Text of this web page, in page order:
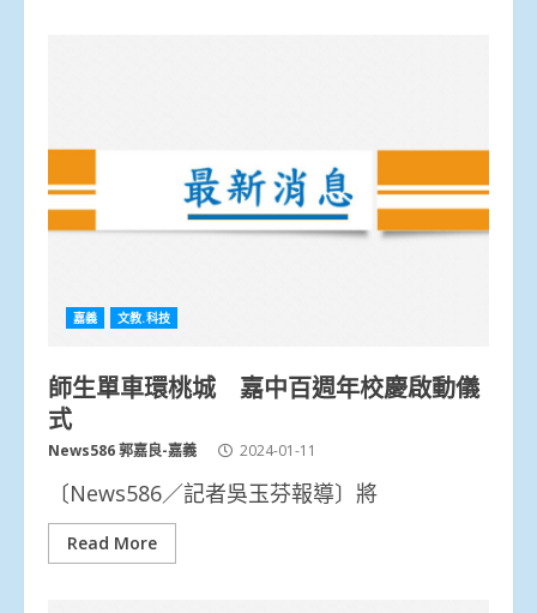
嘉義 文教.科技
師生單車環桃城 嘉中百週年校慶啟動儀
式
News586 郭嘉良-嘉義 2024-01-11
〔News586／記者吳玉芬報導〕將
Read More